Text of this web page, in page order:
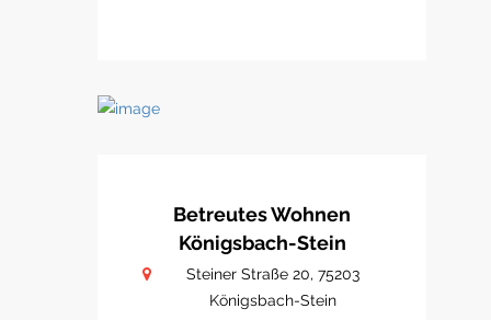
Betreutes Wohnen
Königsbach-Stein
Steiner Straße 20, 75203
Königsbach-Stein